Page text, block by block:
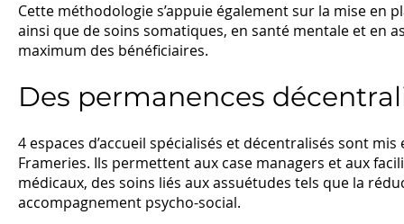
Cette méthodologie s’appuie également sur la mise en
ainsi que de soins somatiques, en santé mentale et en
maximum des bénéficiaires.
Des permanences
4 espaces d’accueil spécialisés et décentralisés sont
Frameries. Ils permettent aux case managers et aux
médicaux, des soins liés aux assuétudes tels que la
accompagnement psycho-social.